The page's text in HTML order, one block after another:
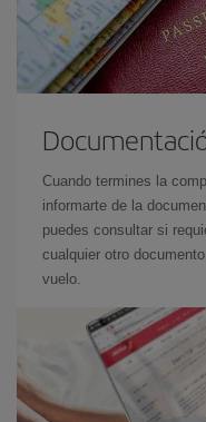
Cuando termines la
informarte de la
puedes consultar si
cualquier otro
vuelo.